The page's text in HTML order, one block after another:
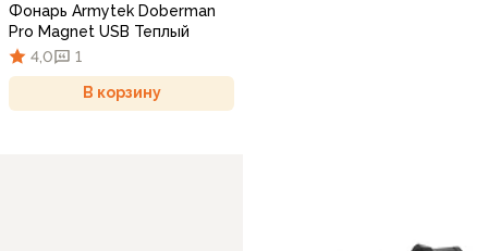
Фонарь Armytek Doberman
Pro Magnet USB Теплый
4,0
1
В корзину